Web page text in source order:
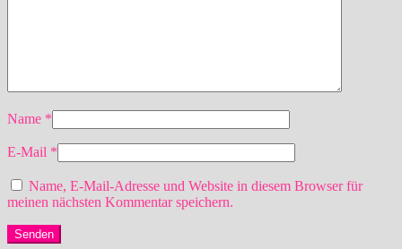
Name *
E-Mail *
Name, E-Mail-Adresse und Website in diesem Browser für
meinen nächsten Kommentar speichern.